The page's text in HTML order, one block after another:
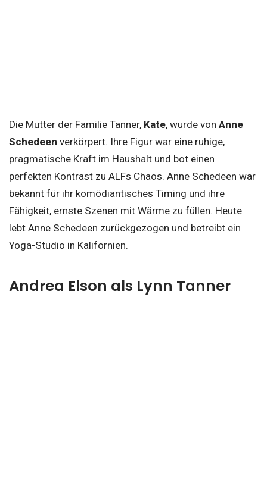
Die Mutter der Familie Tanner, Kate, wurde von Anne
Schedeen verkörpert. Ihre Figur war eine ruhige,
pragmatische Kraft im Haushalt und bot einen
perfekten Kontrast zu ALFs Chaos. Anne Schedeen war
bekannt für ihr komödiantisches Timing und ihre
Fähigkeit, ernste Szenen mit Wärme zu füllen. Heute
lebt Anne Schedeen zurückgezogen und betreibt ein
Yoga-Studio in Kalifornien.
Andrea Elson als Lynn Tanner